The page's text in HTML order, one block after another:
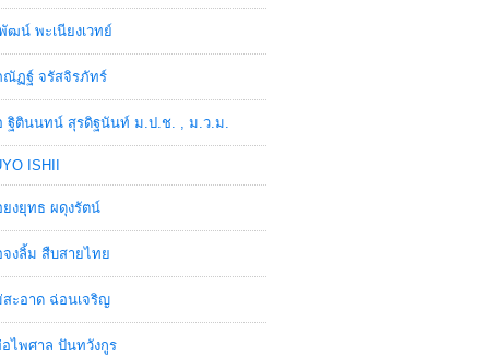
ฒน์ พะเนียงเวทย์
ณัฏฐ์ จรัสจิรภัทร์
ฐิตินนทน์ สุรดิฐนันท์ ม.ป.ช. , ม.ว.ม.
ISHII
งยุทธ ผดุงรัตน์
งลิ้ม สืบสายไทย
ะอาด ฉ่อนเจริญ
ไพศาล ปันทวังกูร